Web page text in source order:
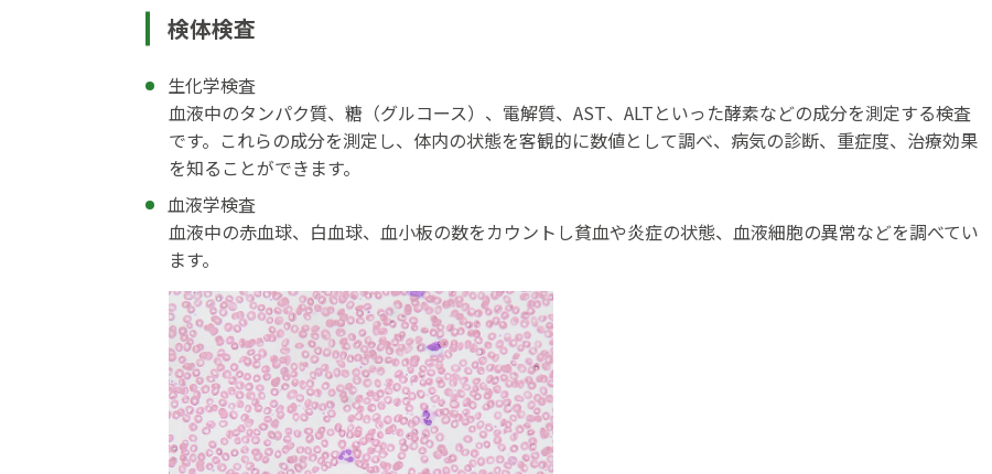
検体検査
生化学検査
血液中のタンパク質、糖（グルコース）、電解質、AST、ALTといった酵素などの成分を測定する検査
です。これらの成分を測定し、体内の状態を客観的に数値として調べ、病気の診断、重症度、治療効果
を知ることができます。
血液学検査
血液中の赤血球、白血球、血小板の数をカウントし貧血や炎症の状態、血液細胞の異常などを調べてい
ます。